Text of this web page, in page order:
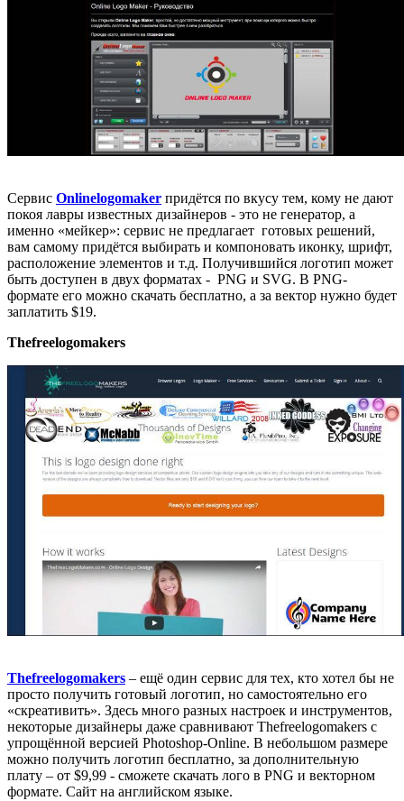
Сервис Onlinelogomaker придётся по вкусу тем, кому не дают
покоя лавры известных дизайнеров - это не генератор, а
именно «мейкер»: сервис не предлагает готовых решений,
вам самому придётся выбирать и компоновать иконку, шрифт,
расположение элементов и т.д. Получившийся логотип может
быть доступен в двух форматах - PNG и SVG. В PNG-
формате его можно скачать бесплатно, а за вектор нужно будет
заплатить $19.
Thefreelogomakers
Thefreelogomakers – ещё один сервис для тех, кто хотел бы не
просто получить готовый логотип, но самостоятельно его
«скреативить». Здесь много разных настроек и инструментов,
некоторые дизайнеры даже сравнивают Thefreelogomakers с
упрощённой версией Photoshop-Online. В небольшом размере
можно получить логотип бесплатно, за дополнительную
плату – от $9,99 - сможете скачать лого в PNG и векторном
формате. Сайт на английском языке.